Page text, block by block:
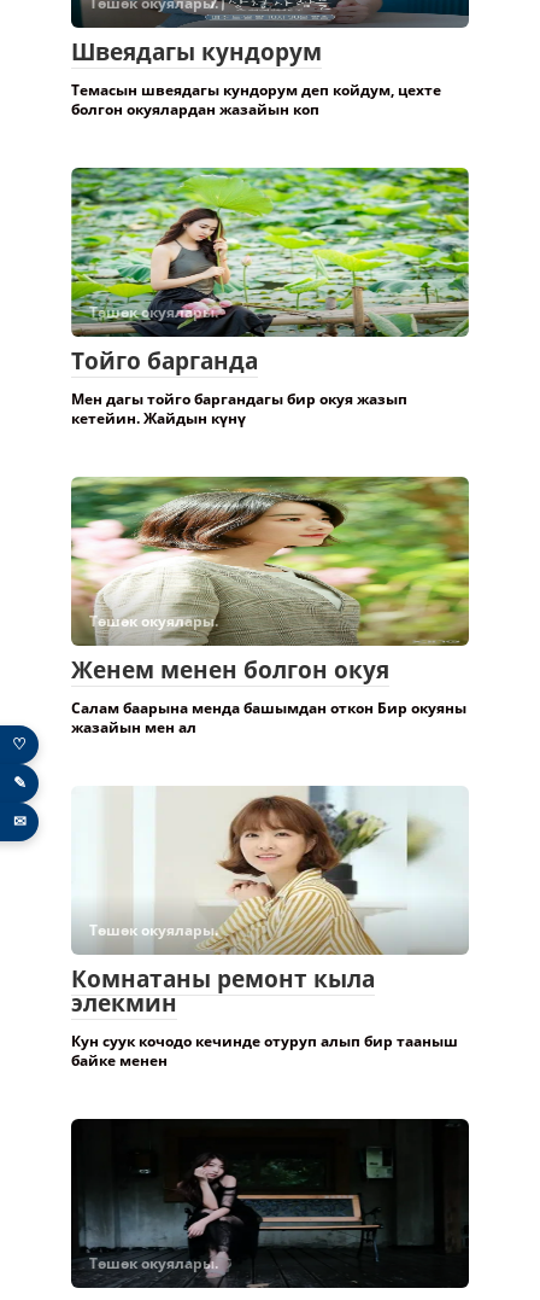
Төшөк окуялары.
Швеядагы кундорум
Темасын швеядагы кундорум деп койдум, цехте
Төшөк окуялары.
Тойго барганда
Мен дагы тойго баргандагы бир окуя жазып
Төшөк окуялары.
Женем менен болгон окуя
Салам баарына менда башымдан откон Бир окуяны
Төшөк окуялары.
Комнатаны ремонт кыла
элекмин
Кун суук кочодо кечинде отуруп алып бир тааныш
Төшөк окуялары.
♡
✎
✉